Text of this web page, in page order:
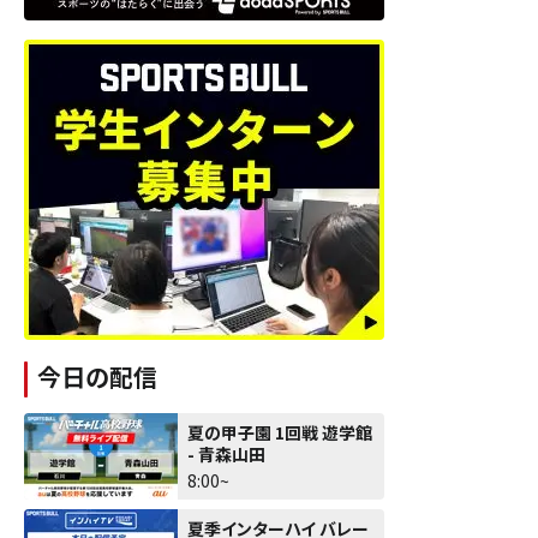
今日の配信
夏の甲子園 1回戦 遊学館
- 青森山田
8:00~
夏季インターハイ バレー